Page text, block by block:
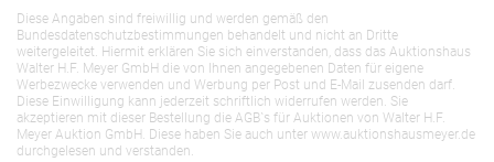
Diese Angaben sind freiwillig und werden gemäß den
Bundesdatenschutzbestimmungen behandelt und nicht an Dritte
weitergeleitet. Hiermit erklären Sie sich einverstanden, dass das Auktionshaus
Walter H.F. Meyer GmbH die von Ihnen angegebenen Daten für eigene
Werbezwecke verwenden und Werbung per Post und E-Mail zusenden darf.
Diese Einwilligung kann jederzeit schriftlich widerrufen werden. Sie
akzeptieren mit dieser Bestellung die AGB`s für Auktionen von Walter H.F.
Meyer Auktion GmbH. Diese haben Sie auch unter www.auktionshausmeyer.de
durchgelesen und verstanden.